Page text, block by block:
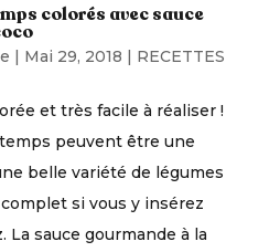
colorés avec sauce
| Mai 29, 2018 | RECETTES
et très facile à réaliser !
peuvent être une
belle variété de légumes
si vous y insérez
La sauce gourmande à la